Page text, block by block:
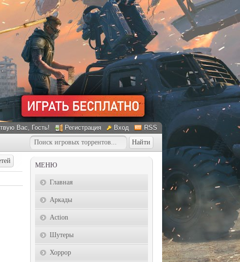
Вас, Гость! Регистрация Вход RSS
МЕНЮ
Главная
Аркады
Action
Шутеры
Хоррор